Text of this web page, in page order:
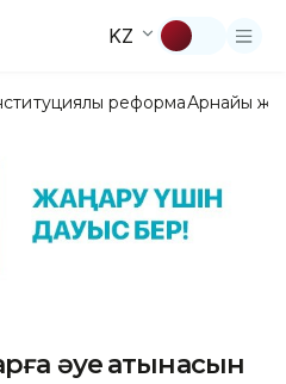
KZ
реформаАрнайы
әуе қатынасын